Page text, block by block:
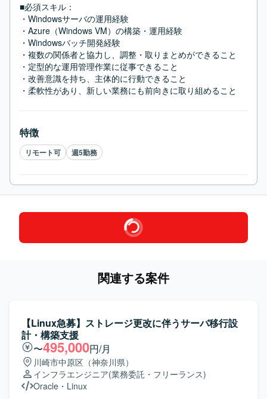
■必須スキル：
・Windowsサーバの運用経験
・Azure（Windows VM）の構築・運用経験
・Windowsバッチ開発経験
・複数の関係者と協力し、調整・取りまとめができること
・定型的な運用管理作業に従事できること
・改善意識を持ち、主体的に行動できること
・柔軟性があり、新しい業務にも前向きに取り組めること
特徴
リモート可 週5勤務
関連する案件
【Linux急募】ストレージ更改に伴うサーバ移行設
計・構築支援
〜495,000円/月
川崎市中原区（神奈川県）
インフラエンジニア(業務委託・フリーランス)
Oracle ・ Linux